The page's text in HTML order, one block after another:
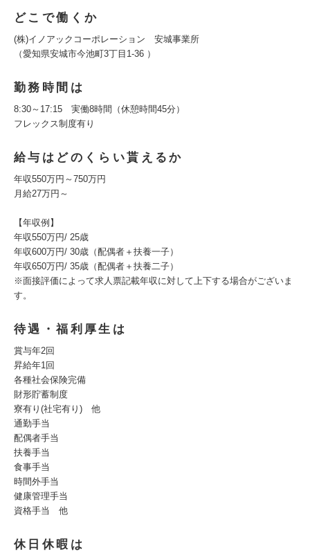
どこで働くか
(株)イノアックコーポレーション 安城事業所
（愛知県安城市今池町3丁目1-36 ）
勤務時間は
8:30～17:15 実働8時間（休憩時間45分）
フレックス制度有り
給与はどのくらい貰えるか
年収550万円～750万円
月給27万円～
【年収例】
年収550万円/ 25歳
年収600万円/ 30歳（配偶者＋扶養一子）
年収650万円/ 35歳（配偶者＋扶養二子）
※面接評価によって求人票記載年収に対して上下する場合がございま
す。
待遇・福利厚生は
賞与年2回
昇給年1回
各種社会保険完備
財形貯蓄制度
寮有り(社宅有り) 他
通勤手当
配偶者手当
扶養手当
食事手当
時間外手当
健康管理手当
資格手当 他
休日休暇は